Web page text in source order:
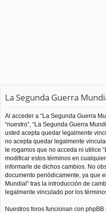
La Segunda Guerra
Al acceder a “La Segunda Guerra
“nuestro”, “La Segunda Guerra
usted acepta quedar legalmente
no acepta quedar legalmente
le rogamos que no acceda ni utilice
modificar estos términos en
informarle de dichos cambios. No
documento periódicamente, ya que
Mundial” tras la introducción de
legalmente vinculado por los
Nuestros foros funcionan con phpBB